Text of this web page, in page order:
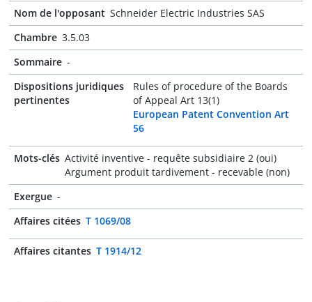
Nom de l'opposant Schneider Electric Industries SAS
Chambre 3.5.03
Sommaire -
Dispositions juridiques
pertinentes
Rules of procedure of the Boards
of Appeal Art 13(1)
European Patent Convention Art
56
Mots-clés Activité inventive - requête subsidiaire 2 (oui)
Argument produit tardivement - recevable (non)
Exergue -
Affaires citées T 1069/08
Affaires citantes T 1914/12